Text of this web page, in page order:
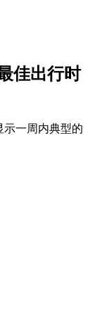
佳出行时
示一周内典型的